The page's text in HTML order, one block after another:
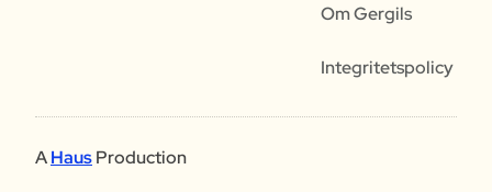
Om Gergils
Integritetspolicy
AHausProduction